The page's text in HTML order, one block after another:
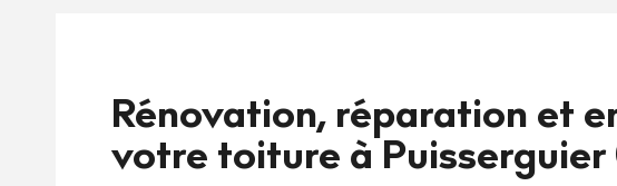
Rénovation, réparation et
votre toiture à